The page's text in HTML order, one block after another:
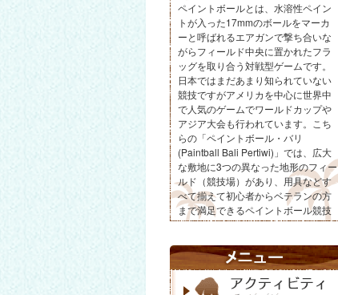
ペイントボールとは、水溶性ペイン
トが入った17mmのボールをマーカ
ーと呼ばれるエアガンで撃ち合いな
がらフィールド中央に置かれたフラ
ッグを取り合う対戦型ゲームです。
日本ではまだあまり知られていない
競技ですがアメリカを中心に世界中
で人気のゲームでワールドカップや
アジア大会も行われています。こち
らの「ペイントボール・バリ
(Paintball Bali Pertiwi)」では、広大
な敷地に3つの異なった地形のフィー
ルド（競技場）があり、用具などす
べて揃えて初心者からベテランの方
まで満足できるペイントボール競技
が楽しめます。